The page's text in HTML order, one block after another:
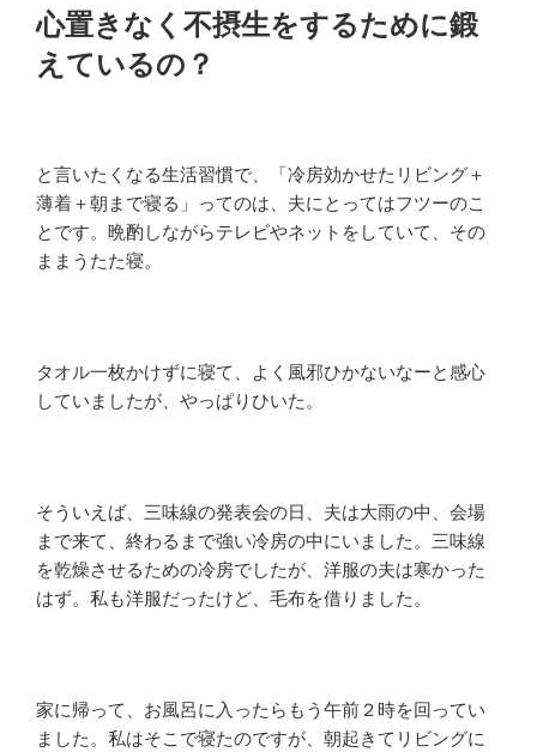
心置きなく不摂生をするために鍛
えているの？
と言いたくなる生活習慣で、「冷房効かせたリビング＋
薄着＋朝まで寝る」ってのは、夫にとってはフツーのこ
とです。晩酌しながらテレビやネットをしていて、その
ままうたた寝。
タオル一枚かけずに寝て、よく風邪ひかないなーと感心
していましたが、やっぱりひいた。
そういえば、三味線の発表会の日、夫は大雨の中、会場
まで来て、終わるまで強い冷房の中にいました。三味線
を乾燥させるための冷房でしたが、洋服の夫は寒かった
はず。私も洋服だったけど、毛布を借りました。
家に帰って、お風呂に入ったらもう午前２時を回ってい
ました。私はそこで寝たのですが、朝起きてリビングに